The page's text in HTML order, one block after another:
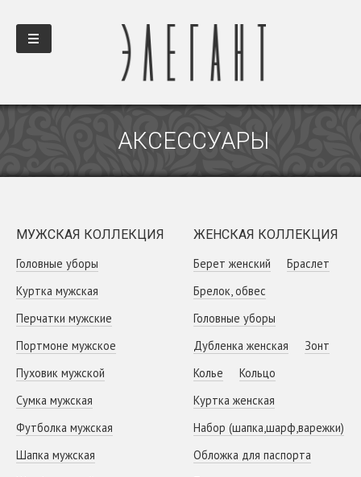
АКСЕССУАРЫ
МУЖСКАЯ КОЛЛЕКЦИЯ
Головные уборы
Куртка мужская
Перчатки мужские
Портмоне мужское
Пуховик мужской
Сумка мужская
Футболка мужская
Шапка мужская
ЖЕНСКАЯ КОЛЛЕКЦИЯ
Берет женский
Браслет
Брелок, обвес
Головные уборы
Дубленка женская
Зонт
Колье
Кольцо
Куртка женская
Набор (шапка,шарф,варежки)
Обложка для паспорта